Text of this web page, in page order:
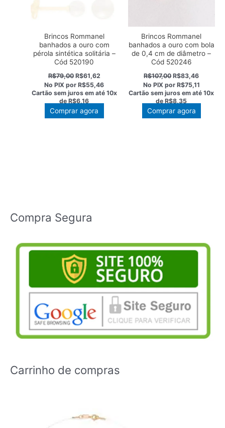
Brincos Rommanel
banhados a ouro com
pérola sintética solitária –
Cód 520190
R$79,00 O
preço
original
era:
R$79,00.
R$61,62O
preço
atual
é:
R$61,62.
No PIX porR$55,46
Cartão sem juros em até 10x
de R$6,16
Comprar agora
Brincos Rommanel
banhados a ouro com bola
de 0,4 cm de diâmetro –
Cód 520246
R$107,00O
preço
original
era:
R$107,00.
R$83,46O
preço
atual
é:
No PIX por R$75,11
Cartão sem juros em até10x
de R$8,35
Comprar agora
Compra Segura
Carrinho de compras